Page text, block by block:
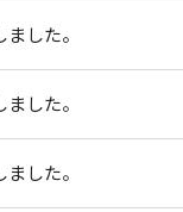
した。
した。
した。